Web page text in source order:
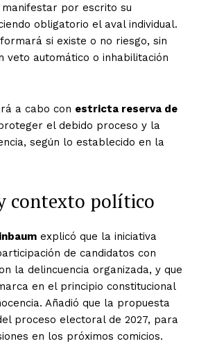
por escrito su
obligatorio el aval individual.
si existe o no riesgo, sin
veto automático o inhabilitación
a cabo con estricta reserva de
el debido proceso y la
según lo establecido en la
contexto político
explicó que la iniciativa
de candidatos con
la delincuencia organizada, y que
en el principio constitucional
Añadió que la propuesta
proceso electoral de 2027, para
en los próximos comicios.